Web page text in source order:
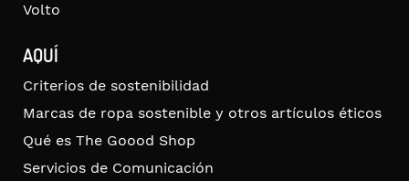
Volto
AQUÍ
Criterios de sostenibilidad
Marcas de ropa sostenible y otros artículos éticos
Qué es The Goood Shop
Servicios de Comunicación